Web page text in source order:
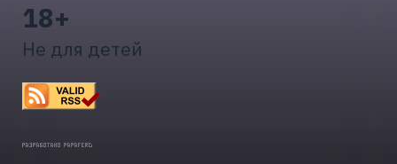
18+
Не для детей